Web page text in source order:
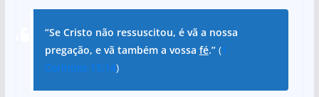
“Se Cristo não ressuscitou, é vã a nossa
pregação, e vã também a vossa fé.”(1
Coríntios 15:14)